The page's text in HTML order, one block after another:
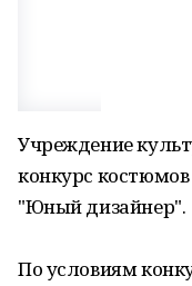
Учреждение
конкурс
"Юный дизайнер".
По условиям